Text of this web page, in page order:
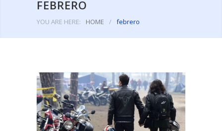
FEBRERO
YOU ARE HERE: HOME / febrero